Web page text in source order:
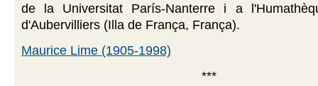
de la Universitat París-Nanterre i a
d'Aubervilliers (Illa de França, França).
Maurice Lime (1905-1998)
***